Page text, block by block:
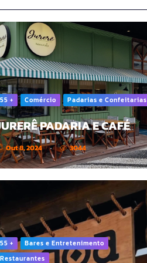
55 + Comércio Padarias e Confeitarias
PADARIA E CAFÉ
Out 8, 2024 3044
55 +
Bares e Entretenimento
Restaurantes